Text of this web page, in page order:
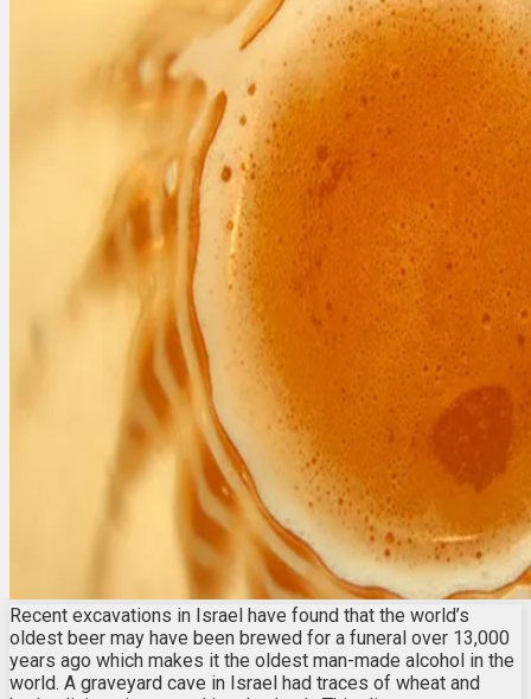
Recent excavations in Israel have found that the world’s
oldest beer may have been brewed for a funeral over 13,000
years ago which makes it the oldest man-made alcohol in the
world. A graveyard cave in Israel had traces of wheat and